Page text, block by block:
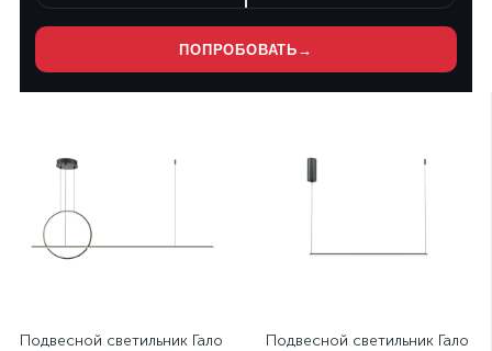
ПОПРОБОВАТЬ →
Подвесной светильник Гало
Подвесной светильник Гало